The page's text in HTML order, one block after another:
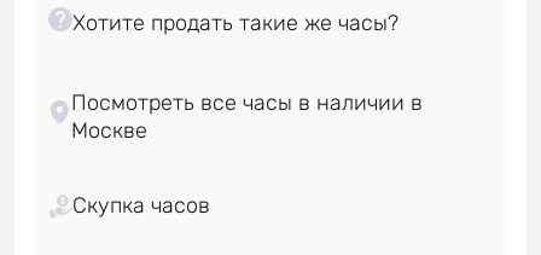
Посмотреть все часы в наличии в
Скупка часов